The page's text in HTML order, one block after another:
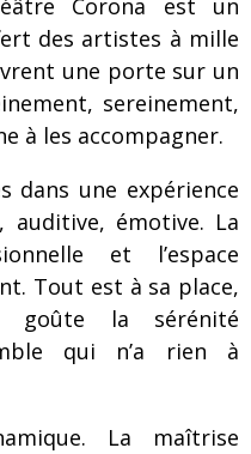
Corona est un
des artistes à mille
une porte sur un
sereinement,
à les accompagner.
dans une expérience
auditive, émotive. La
et l’espace
Tout est à sa place,
goûte la sérénité
qui n’a rien à
La maîtrise